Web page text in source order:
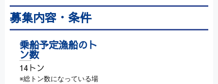
募集内容・条件
乗船予定漁船のト
ン数
14トン
※総トン数になっている場